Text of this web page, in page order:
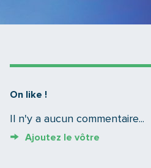
On like !
Il n'y a aucun commentaire...
Ajoutez le vôtre